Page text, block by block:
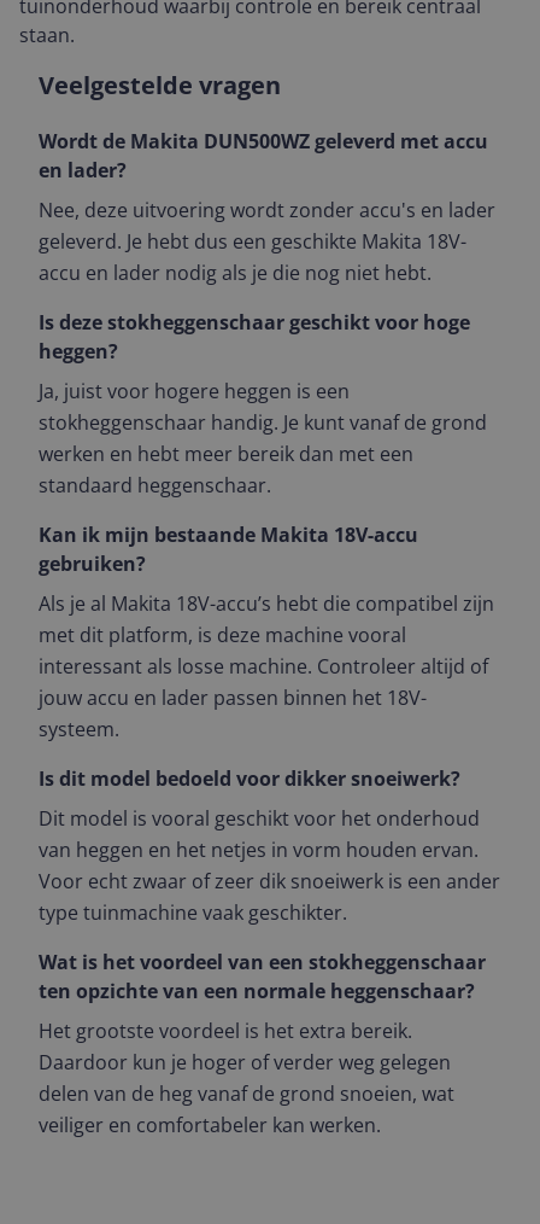
tuinonderhoud waarbij controle en bereik centraal
staan.
Veelgestelde vragen
Wordt de Makita DUN500WZ geleverd met accu
en lader?
Nee, deze uitvoering wordt zonder accu's en lader
geleverd. Je hebt dus een geschikte Makita 18V-
accu en lader nodig als je die nog niet hebt.
Is deze stokheggenschaar geschikt voor hoge
heggen?
Ja, juist voor hogere heggen is een
stokheggenschaar handig. Je kunt vanaf de grond
werken en hebt meer bereik dan met een
standaard heggenschaar.
Kan ik mijn bestaande Makita 18V-accu
gebruiken?
Als je al Makita 18V-accu’s hebt die compatibel zijn
met dit platform, is deze machine vooral
interessant als losse machine. Controleer altijd of
jouw accu en lader passen binnen het 18V-
systeem.
Is dit model bedoeld voor dikker snoeiwerk?
Dit model is vooral geschikt voor het onderhoud
van heggen en het netjes in vorm houden ervan.
Voor echt zwaar of zeer dik snoeiwerk is een ander
type tuinmachine vaak geschikter.
Wat is het voordeel van een stokheggenschaar
ten opzichte van een normale heggenschaar?
Het grootste voordeel is het extra bereik.
Daardoor kun je hoger of verder weg gelegen
delen van de heg vanaf de grond snoeien, wat
veiliger en comfortabeler kan werken.